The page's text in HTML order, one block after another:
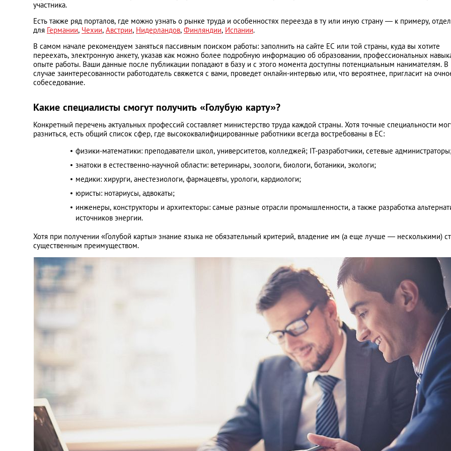
участника.
Есть также ряд порталов, где можно узнать о рынке труда и особенностях переезда в ту или иную страну — к примеру,
для Германии, Чехии, Австрии, Нидерландов, Финляндии, Испании.
В самом начале рекомендуем заняться пассивным поиском работы: заполнить на сайте ЕС или той страны, куда вы хотите
переехать, электронную анкету, указав как можно более подробную информацию об образовании, профессиональных
опыте работы. Ваши данные после публикации попадают в базу и с этого момента доступны потенциальным нанимателям. В
случае заинтересованности работодатель свяжется с вами, проведет онлайн-интервью или, что вероятнее, пригласит на
собеседование.
Какие специалисты смогут получить «Голубую карту»?
Конкретный перечень актуальных профессий составляет министерство труда каждой страны. Хотя точные специальности
разниться, есть общий список сфер, где высококвалифицированные работники всегда востребованы в ЕС:
физики-математики: преподаватели школ, университетов, колледжей; IT-разработчики, сетевые
знатоки в естественно-научной области: ветеринары, зоологи, биологи, ботаники, экологи;
медики: хирурги, анестезиологи, фармацевты, урологи, кардиологи;
юристы: нотариусы, адвокаты;
инженеры, конструкторы и архитекторы: самые разные отрасли промышленности, а также разработка
источников энергии.
Хотя при получении «Голубой карты» знание языка не обязательный критерий, владение им (а еще лучше — несколькими)
существенным преимуществом.